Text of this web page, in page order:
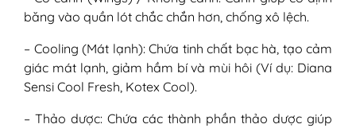
băng vào quần lót chắc chắn hơn, chống xô lệch.
– Cooling (Mát lạnh): Chứa tinh chất bạc hà, tạo cảm
giác mát lạnh, giảm hầm bí và mùi hôi (Ví dụ: Diana
Sensi Cool Fresh, Kotex Cool).
– Thảo dược: Chứa các thành phần thảo dược giúp